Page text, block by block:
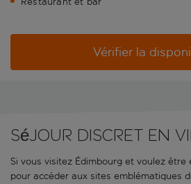
Vérifier la
Séjour discret en
Si vous visitez Édimbourg et voulez être
pour accéder aux sites emblématiques